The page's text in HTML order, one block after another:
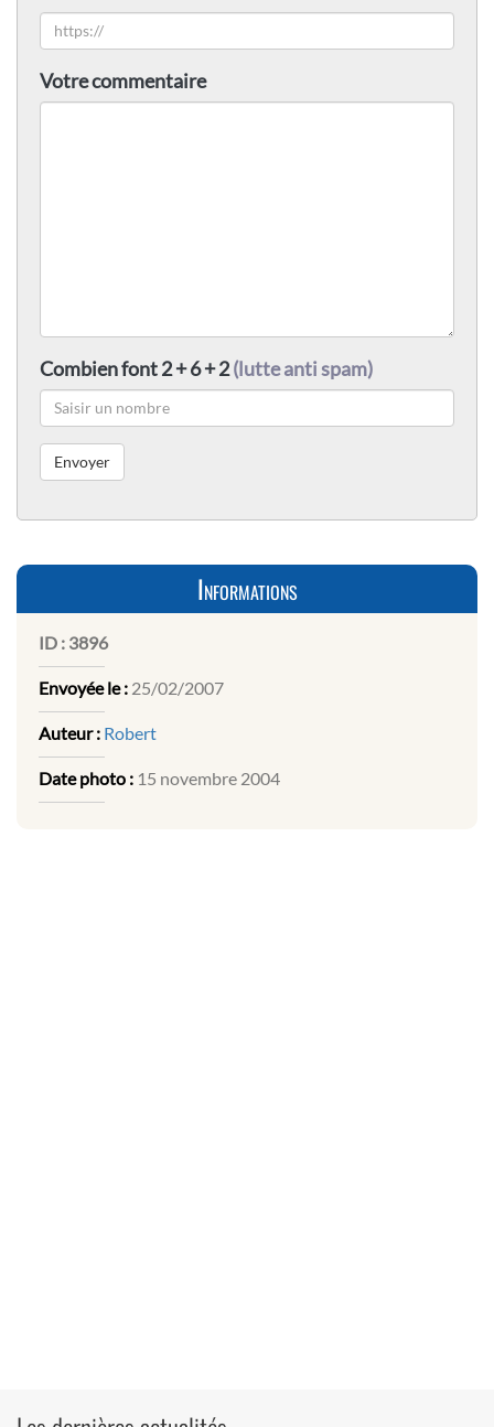
Votre commentaire
Combien font 2 + 6 + 2(lutte anti spam)
Informations
ID : 3896
Envoyée le : 25/02/2007
Auteur : Robert
Date photo : 15 novembre 2004